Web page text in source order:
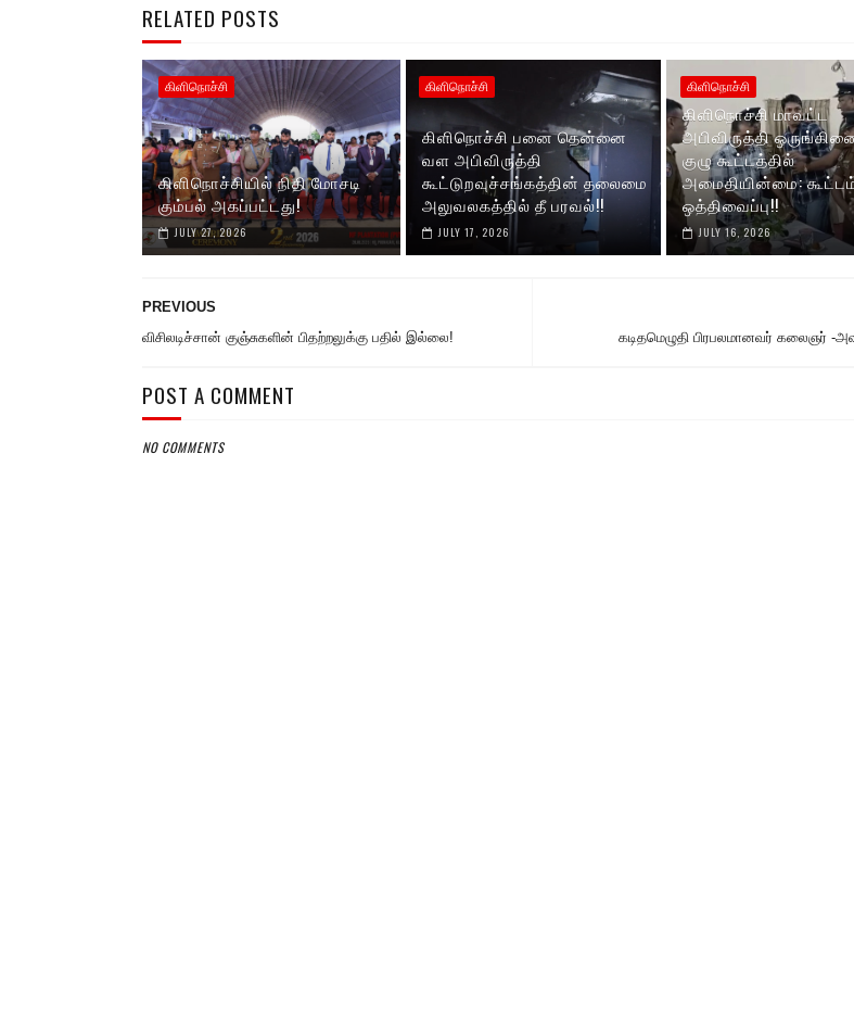
RELATED POSTS
கிளிநொச்சி
கிளிநொச்சியில் நிதி மோசடி
கும்பல் அகப்பட்டது!
JULY 27, 2026
கிளிநொச்சி
கிளிநொச்சி பனை தென்னை
வள அபிவிருத்தி
கூட்டுறவுச்சங்கத்தின் தலைமை
அலுவலகத்தில் தீ பரவல்!!
JULY 17, 2026
கிளிநொச்சி
கிளிநொச்சி மாவட்ட
அபிவிருத்தி
குழு கூட்டத்தில்
அமைதியின்மை:
ஒத்திவைப்பு!!
JULY 16, 2026
கடிதமெழுதி பிரபலமானவர் கலைஞர் -
PREVIOUS
விசிலடிச்சான் குஞ்சுகளின் பிதற்றலுக்கு பதில் இல்லை!
POST A COMMENT
NO COMMENTS